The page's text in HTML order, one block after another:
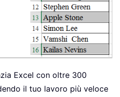
Excel con oltre 300
il tuo lavoro più veloce